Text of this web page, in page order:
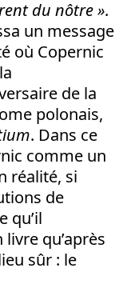
du nôtre ».
un message
où Copernic
de la
polonais,
. Dans ce
comme un
réalité, si
de
qu’il
qu’après
sûr : le